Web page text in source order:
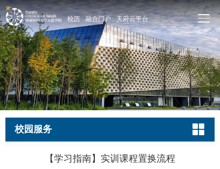
校历 融合门户 天府云平台
校园服务
【学习指南】实训课程置换流程